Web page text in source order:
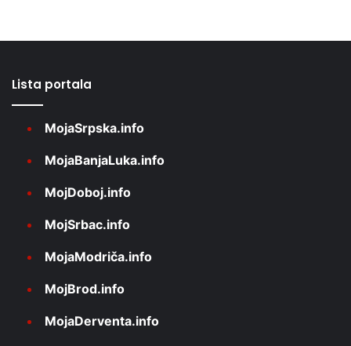
Lista portala
MojaSrpska.info
MojaBanjaLuka.info
MojDoboj.info
MojSrbac.info
MojaModriča.info
MojBrod.info
MojaDerventa.info